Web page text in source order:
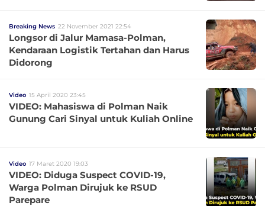
Breaking News 22 November 2021 22:54
Longsor di Jalur Mamasa-Polman,
Kendaraan Logistik Tertahan dan Harus
Didorong
Video 15 April 2020 23:45
VIDEO: Mahasiswa di Polman Naik
Gunung Cari Sinyal untuk Kuliah Online
Video 17 Maret 2020 19:03
VIDEO: Diduga Suspect COVID-19,
Warga Polman Dirujuk ke RSUD
Parepare